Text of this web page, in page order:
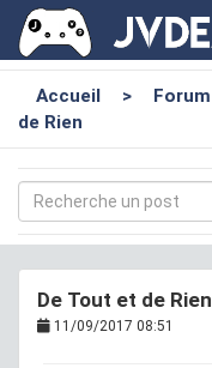
Accueil > Forum
de Rien
De Tout et de Rien
11/09/2017 08:51